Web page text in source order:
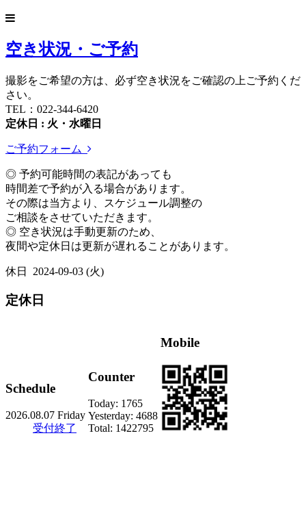
空き状況・ご予約
撮影をご希望の方は、必ず空き状況をご確認の上ご予約くだ
さい。
TEL：022-344-6420
定休日 : 火・水曜日
ご予約フォーム
◎ 予約可能時間の表記があっても
時間差で予約が入る場合があります。
その際は当方より、スケジュール調整の
ご相談をさせていただきます。
◎ 空き状況は手動更新のため、
夜間や定休日は更新が遅れることがあります。
休日 2024-09-03 (火)
定休日
Schedule
2026.08.07 Friday
受付終了
Counter
Today: 1765
Yesterday: 4688
Total: 1422795
Mobile